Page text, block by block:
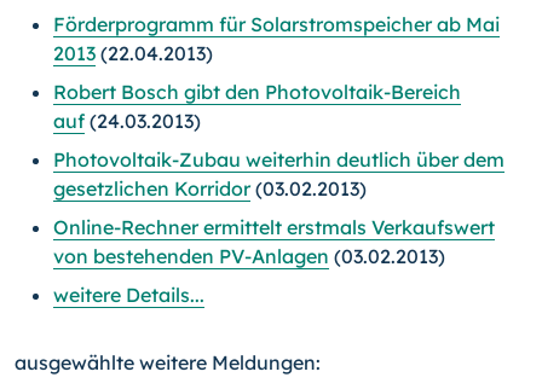
Förderprogramm für Solarstromspeicher ab Mai
2013 (22.04.2013)
Robert Bosch gibt den Photovoltaik-Bereich
auf (24.03.2013)
Photovoltaik-Zubau weiterhin deutlich über dem
gesetzlichen Korridor(03.02.2013)
Online-Rechner ermittelt erstmals Verkaufswert
von bestehenden PV-Anlagen (03.02.2013)
weitere Details...
ausgewählte weitere Meldungen: